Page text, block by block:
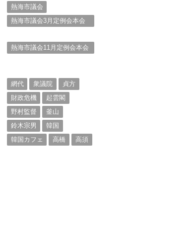
熱海市議会
熱海市議会3月定例会本会
熱海市議会11月定例会本会
網代
衆議院
貞方
財政危機
起雲閣
野村監督
釜山
鈴木宗男
韓国
韓国カフェ
高橋 高須